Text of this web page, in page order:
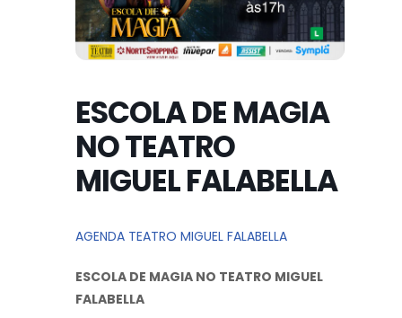
ESCOLA DE MAGIA
NO TEATRO
MIGUEL FALABELLA
AGENDA TEATRO MIGUEL FALABELLA
ESCOLA DE MAGIA NO TEATRO MIGUEL
FALABELLA